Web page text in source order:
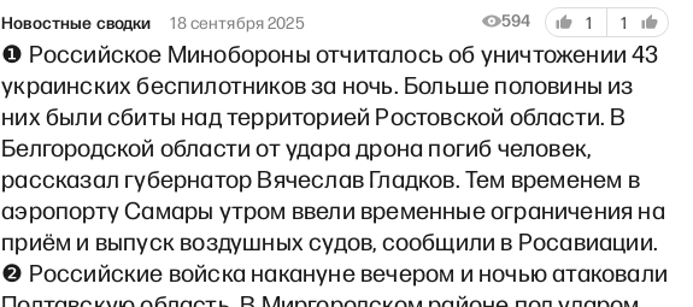
Новостные сводки 18 сентября 2025 594 1 1
❶ Российское Минобороны отчиталось об уничтожении 43
украинских беспилотников за ночь. Больше половины из
них были сбиты над территорией Ростовской области. В
Белгородской области от удара дрона погиб человек,
рассказал губернатор Вячеслав Гладков. Тем временем в
аэропорту Самары утром ввели временные ограничения на
приём и выпуск воздушных судов, сообщили в Росавиации.
❷ Российские войска накануне вечером и ночью атаковали
Портрет дня: Элла